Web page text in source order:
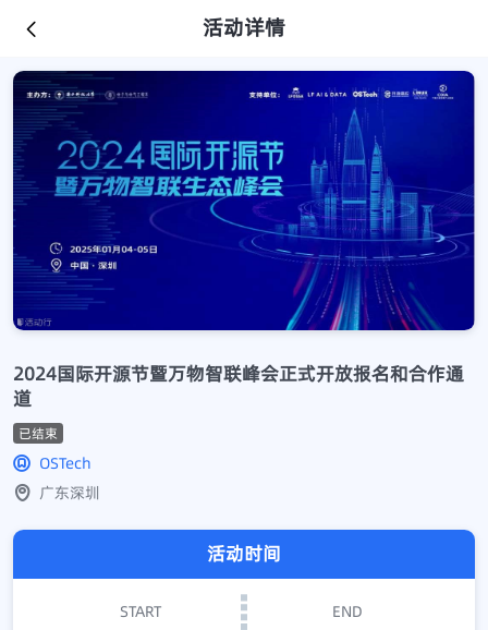
活动详情
2024国际开源节暨万物智联峰会正式开放报名和合作通
道
已结束
OSTech
广东深圳
活动时间
START END